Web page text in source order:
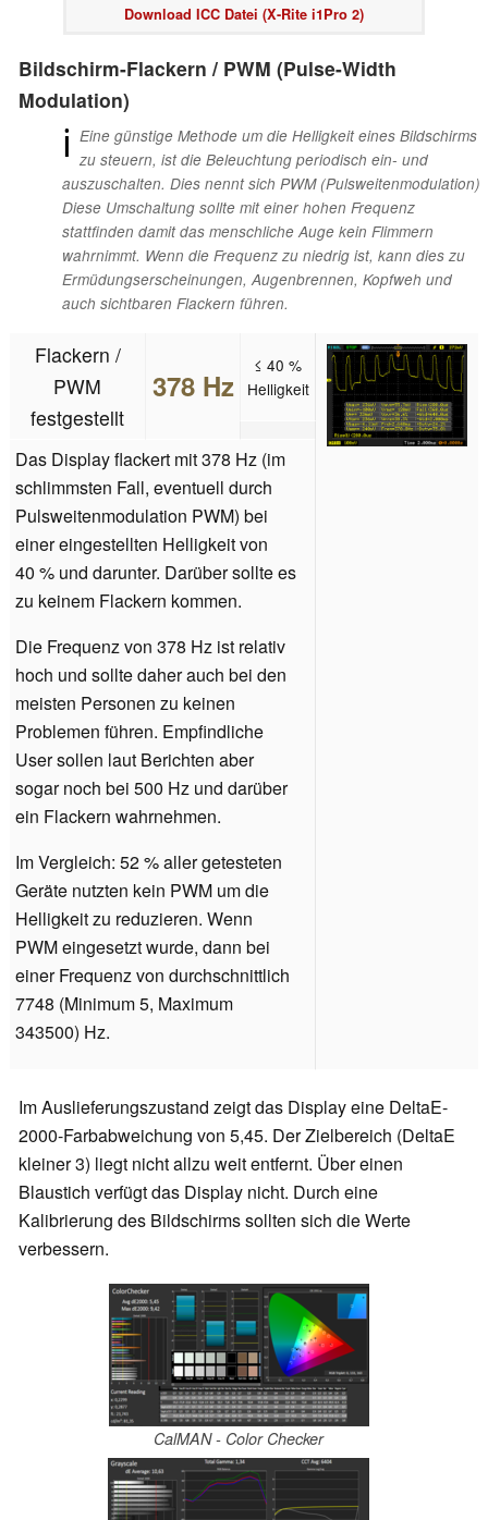
Download ICC Datei (X-Rite i1Pro 2)
Bildschirm-Flackern / PWM (Pulse-Width
Modulation)
ℹ Eine günstige Methode um die Helligkeit eines Bildschirms
zu steuern, ist die Beleuchtung periodisch ein- und
auszuschalten. Dies nennt sich PWM (Pulsweitenmodulation)
Diese Umschaltung sollte mit einer hohen Frequenz
stattfinden damit das menschliche Auge kein Flimmern
wahrnimmt. Wenn die Frequenz zu niedrig ist, kann dies zu
Ermüdungserscheinungen, Augenbrennen, Kopfweh und
auch sichtbaren Flackern führen.
Flackern /
PWM
festgestellt
378 Hz
≤ 40 %
Helligkeit
Das Display flackert mit 378 Hz (im
schlimmsten Fall, eventuell durch
Pulsweitenmodulation PWM) bei
einer eingestellten Helligkeit von
40 % und darunter. Darüber sollte es
zu keinem Flackern kommen.
Die Frequenz von 378 Hz ist relativ
hoch und sollte daher auch bei den
meisten Personen zu keinen
Problemen führen. Empfindliche
User sollen laut Berichten aber
sogar noch bei 500 Hz und darüber
ein Flackern wahrnehmen.
Im Vergleich: 52 % aller getesteten
Geräte nutzten kein PWM um die
Helligkeit zu reduzieren. Wenn
PWM eingesetzt wurde, dann bei
einer Frequenz von durchschnittlich
7748 (Minimum 5, Maximum
343500) Hz.
Im Auslieferungszustand zeigt das Display eine DeltaE-
2000-Farbabweichung von 5,45. Der Zielbereich (DeltaE
kleiner 3) liegt nicht allzu weit entfernt. Über einen
Blaustich verfügt das Display nicht. Durch eine
Kalibrierung des Bildschirms sollten sich die Werte
verbessern.
CalMAN - Color Checker